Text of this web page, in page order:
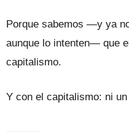
Porque sabemos —y ya
aunque lo intenten— que
capitalismo.
Y con el capitalismo: ni